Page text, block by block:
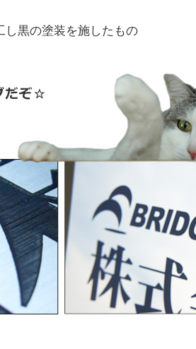
し黒の塗装を施したもの